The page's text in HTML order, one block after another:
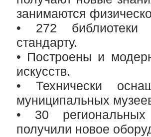
занимаются
• 272 библиотеки
стандарту.
• Построены и
искусств.
• Технически
муниципальных
• 30
получили новое